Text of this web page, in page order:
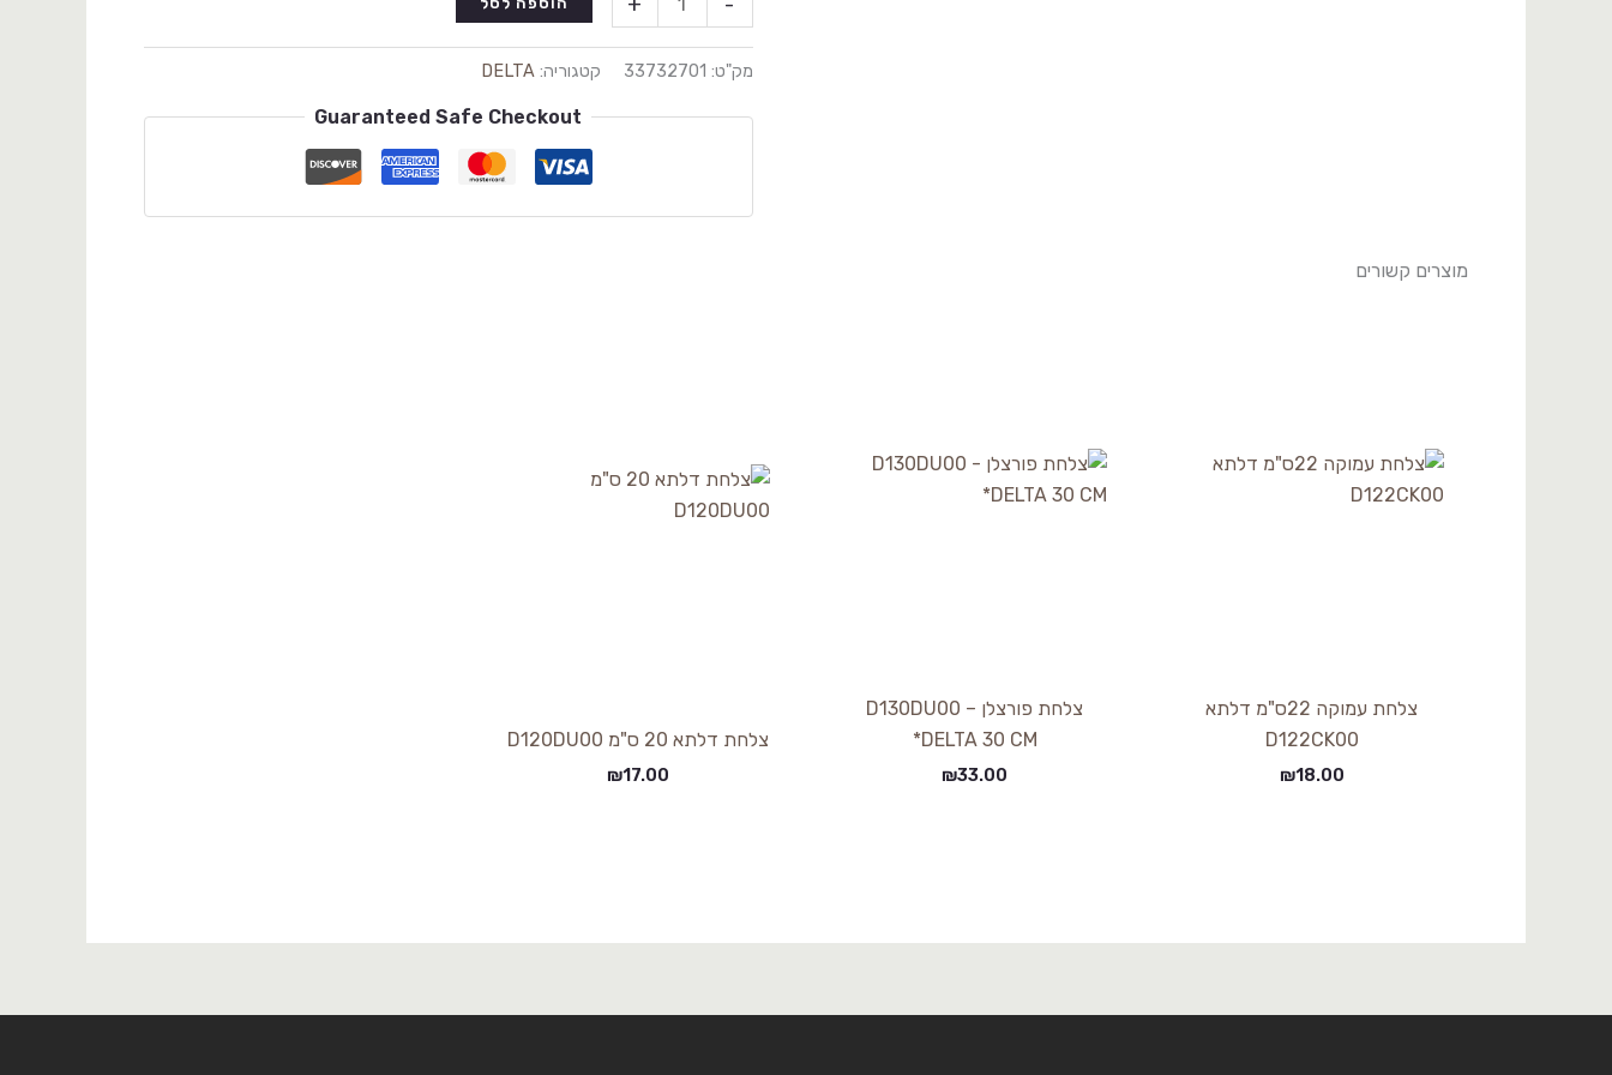
מק"ט: 33732701 קטגוריה:DELTA
Guaranteed Safe Checkout
מוצרים קשורים
צלחת עמוקה 22ס"מ דלתא
D122CK00
₪18.00
צלחת פורצלן D130DU00 –
*DELTA 30 CM
₪33.00
צלחת דלתא 20 ס"מ D120DU00
₪17.00